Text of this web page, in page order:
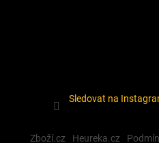
Sledovat na
Zboží.cz Heureka.cz